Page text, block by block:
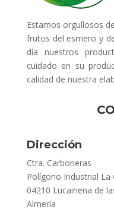
Estamos orgullosos
frutos del esmero y
día nuestros
cuidado en su
calidad de nuestra
Dirección
Ctra. Carboneras
Polígono Industrial La
04210 Lucainena de
Almería